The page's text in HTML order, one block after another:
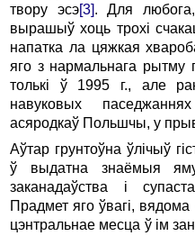
твору эсэ[3]. Для
вырашыў хоць трохі
напатка ла цяжкая
яго з нармальнага рытму
толькі ў 1995 г., але
навуковых
асяродкаў Польшчы, у
Аўтар грунтоўна ўлічыў
ў выдатна знаёмыя яму
заканадаўства і
Прадмет яго ўвагі,
цэнтральнае месца ў ім